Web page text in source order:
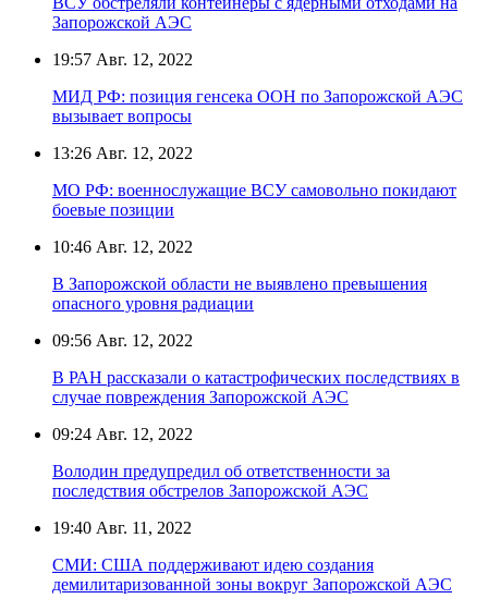
Запорожской АЭС
19:57 Авг. 12, 2022
МИД РФ: позиция генсека ООН по Запорожской АЭС
вызывает вопросы
13:26 Авг. 12, 2022
МО РФ: военнослужащие ВСУ самовольно покидают
боевые позиции
10:46 Авг. 12, 2022
В Запорожской области не выявлено превышения
опасного уровня радиации
09:56 Авг. 12, 2022
В РАН рассказали о катастрофических последствиях в
случае повреждения Запорожской АЭС
09:24 Авг. 12, 2022
Володин предупредил об ответственности за
последствия обстрелов Запорожской АЭС
19:40 Авг. 11, 2022
СМИ: США поддерживают идею создания
демилитаризованной зоны вокруг Запорожской АЭС